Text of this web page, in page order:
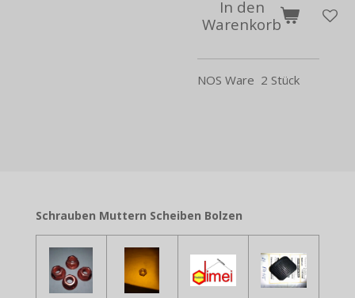
In den
Warenkorb
NOS Ware 2 Stück
Schrauben Muttern Scheiben Bolzen